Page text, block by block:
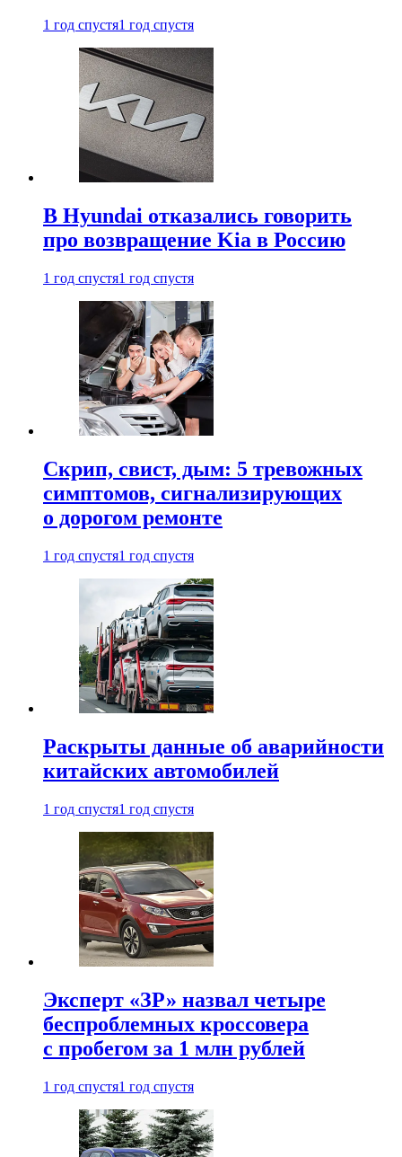
1 год спустя1 год спустя
В Hyundai отказались говорить
про возвращение Kia в Россию
1 год спустя1 год спустя
Скрип, свист, дым: 5 тревожных
симптомов, сигнализирующих
о дорогом ремонте
1 год спустя1 год спустя
Раскрыты данные об аварийности
китайских автомобилей
1 год спустя1 год спустя
Эксперт «ЗР» назвал четыре
беспроблемных кроссовера
с пробегом за 1 млн рублей
1 год спустя1 год спустя